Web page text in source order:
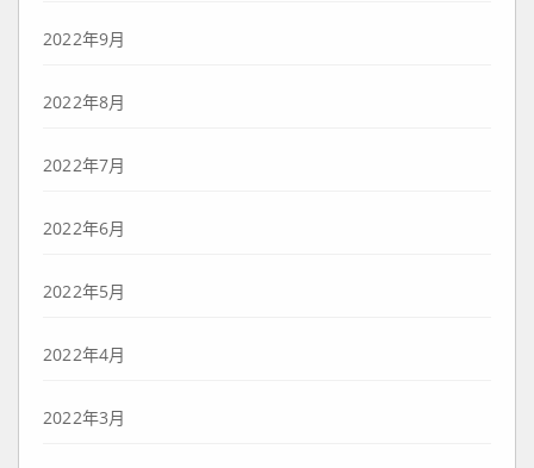
2022年9月
2022年8月
2022年7月
2022年6月
2022年5月
2022年4月
2022年3月